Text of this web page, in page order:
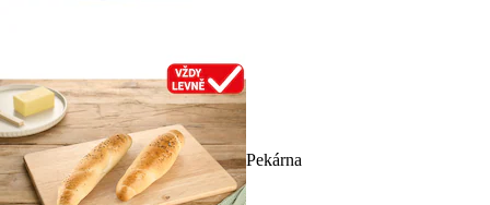
Pekárna